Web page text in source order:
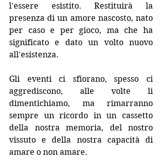
l'essere esistito. Restituirà la
presenza di un amore nascosto, nato
per caso e per gioco, ma che ha
significato e dato un volto nuovo
all'esistenza.
Gli eventi ci sfiorano, spesso ci
aggrediscono, alle volte li
dimentichiamo, ma rimarranno
sempre un ricordo in un cassetto
della nostra memoria, del nostro
vissuto e della nostra capacità di
amare o non amare.